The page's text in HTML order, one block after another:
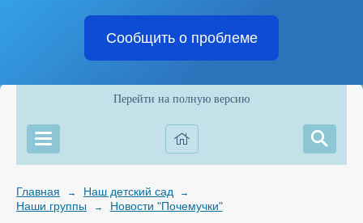
Сообщить о проблеме
Перейти на полную версию
Главная → Наш детский сад →
Наши группы → Новости "Почемучки"